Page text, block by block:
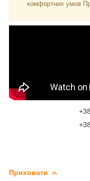
комфортних умов
Приховати